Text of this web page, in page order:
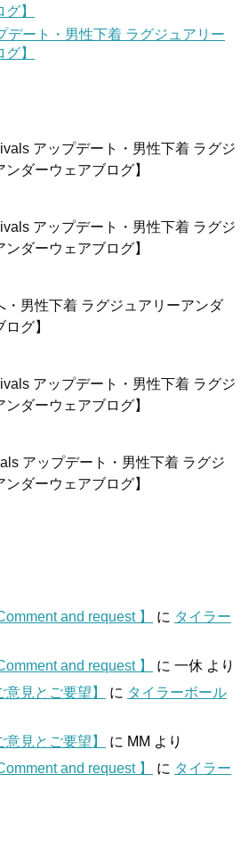
】
デート・男性下着 ラグジュアリー
】
アップデート・男性下着 ラグジ
ンダーウェアブログ】
アップデート・男性下着 ラグジ
ンダーウェアブログ】
・男性下着 ラグジュアリーアンダ
グ】
アップデート・男性下着 ラグジ
ンダーウェアブログ】
アップデート・男性下着 ラグジ
ンダーウェアブログ】
and request 】 に タイラー
and request 】
に 一休 より
意見とご要望】
に タイラーボール
意見とご要望】
に MM より
and request 】
に タイラー